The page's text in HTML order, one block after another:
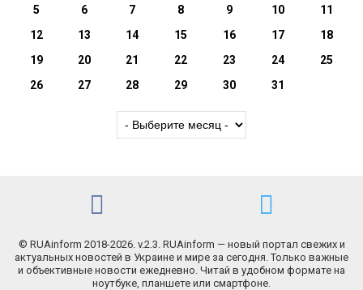
5
6 7 8 9 10
11
12
13 14 15 16 17
18
19
20 21 22 23 24
25
26
27 28 29 30 31
© RUAinform 2018-2026. v.2.3. RUAinform — новый портал свежих и
актуальных новостей в Украине и мире за сегодня. Только важные
и объективные новости ежедневно. Читай в удобном формате на
ноутбуке, планшете или смартфоне.